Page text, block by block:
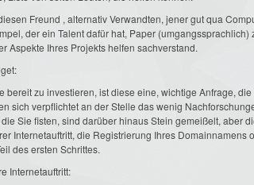
Freund , alternativ Verwandten, jener gut qua
der ein Talent dafür hat, Paper
Aspekte Ihres Projekts helfen sachverstand.
bereit zu investieren, ist diese eine, wichtige Anfrage,
sich verpflichtet an der Stelle das wenig
Sie fisten, sind darüber hinaus Stein gemeißelt, aber
Internetauftritt, die Registrierung Ihres Domainnamens
des ersten Schrittes.
Internetauftritt: